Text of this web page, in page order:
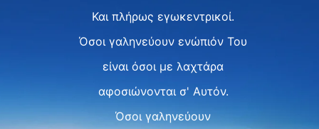
Και πλήρως εγωκεντρικοί.
Όσοι γαληνεύουν ενώπιόν Του
είναι όσοι με λαχτάρα
αφοσιώνονται σ' Αυτόν.
Όσοι γαληνεύουν